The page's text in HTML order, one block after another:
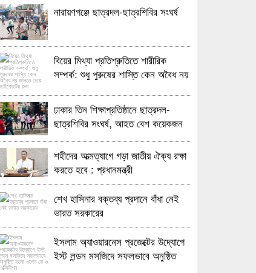
নারায়ণগঞ্জে ছাত্রদল-ছাত্রশিবির সংঘর্ষ
বিয়ের মিথ্যা প্রতিশ্রুতিতে শারীরিক
সম্পর্ক: শুধু পুরুষের শাস্তি কেন অবৈধ নয়
ঢাকার তিন শিক্ষাপ্রতিষ্ঠানে ছাত্রদল-
ছাত্রশিবির সংঘর্ষ, আহত বেশ কয়েকজন
শহীদের আত্মত্যাগে গড়া জাতীয় ঐক্য রক্ষা
করতে হবে : প্রধানমন্ত্রী
শেখ হাসিনার বক্তব্য প্রদানে বাঁধা নেই
ভারত সরকারের
ইসলাম অ্যাওয়ারনেস প্রজেক্টের উদ্যোগে
ইস্ট লন্ডন মসজিদে সফলভাবে অনুষ্ঠিত